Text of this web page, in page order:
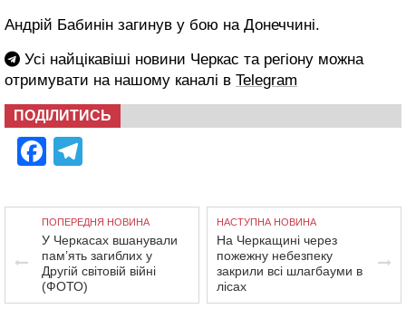
Андрій Бабинін загинув у бою на Донеччині.
Усі найцікавіші новини Черкас та регіону можна
отримувати на нашому каналі в Telegram
ПОДІЛИТИСЬ
Facebook
ПОПЕРЕДНЯ НОВИНА
У Черкасах вшанували
пам’ять загиблих у
Другій світовій війні
(ФОТО)
НАСТУПНА НОВИНА
На Черкащині через
пожежну небезпеку
закрили всі шлагбауми в
лісах